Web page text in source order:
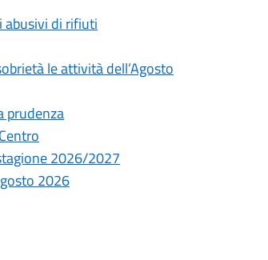
abusivi di rifiuti
le attività dell’Agosto
prudenza
2026/2027
2026